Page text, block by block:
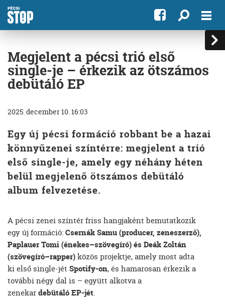
Megjelent a pécsi trió első
single-je – érkezik az ötszámos
debütáló EP
2025. december 10. 16:03
Egy új pécsi formáció robbant be a hazai
könnyűzenei színtérre: megjelent a trió
első single-je, amely egy néhány héten
belül megjelenő ötszámos debütáló
album felvezetése.
A pécsi zenei színtér friss hangjaként bemutatkozik
egy új formáció:Csernák Samu (producer, zeneszerző),
Paplauer Tomi (énekes–szövegíró) és Deák Zoltán
(szövegíró–rapper)közös projektje, amely most adta
ki első single-jét Spotify-on, és hamarosan érkezik a
további négy dal is – együtt alkotva a
zenekardebütáló EP-jét.